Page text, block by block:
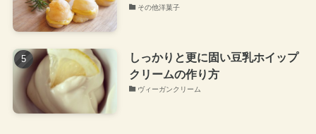
その他洋菓子
しっかりと更に固い豆乳ホイップ
クリームの作り方
ヴィーガンクリーム